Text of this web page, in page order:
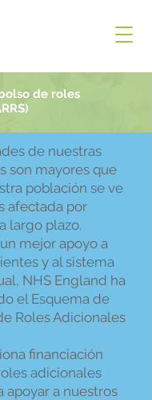
de roles
de nuestras
son mayores que
población se ve
afectada por
largo plazo.
mejor apoyo a
y al sistema
NHS England ha
el Esquema de
Roles Adicionales
financiación
adicionales
apoyar a nuestros